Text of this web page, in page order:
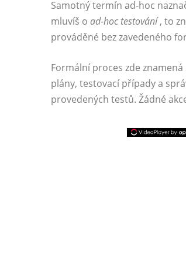
Samotný termín ad-hoc
mluvíš o ad-hoc testování, to
prováděné bez zavedeného
Formální proces zde
plány, testovací případy a
provedených testů. Žádné